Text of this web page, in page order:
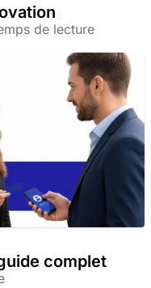
de lecture
complet